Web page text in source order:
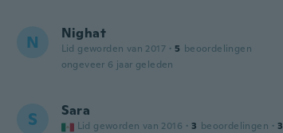
N Nighat
Lid geworden van 2017 · 5 beoordelingen
ongeveer 6 jaar geleden
S Sara
Lid geworden van 2016 · 3 beoordelingen · 3